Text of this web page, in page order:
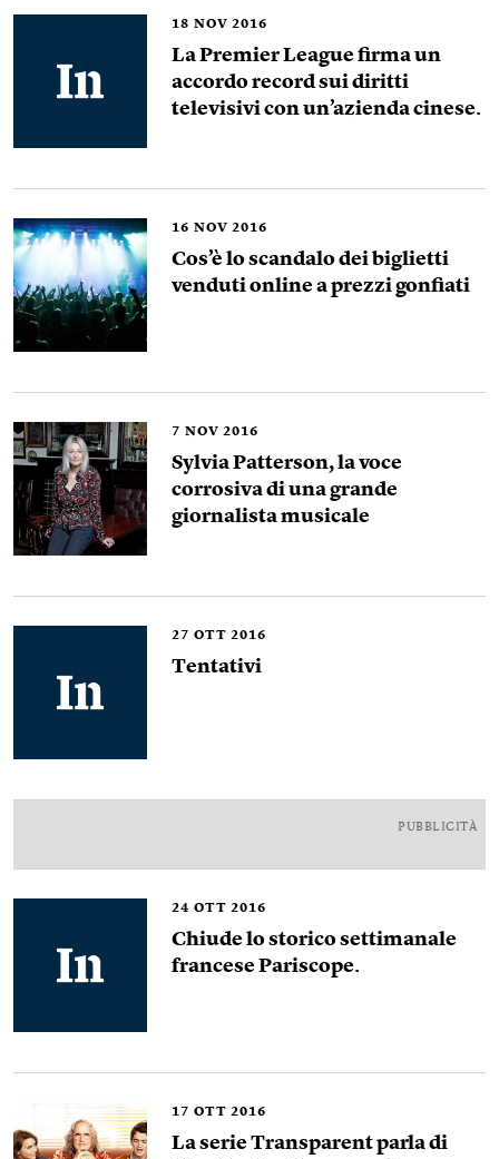
18 NOV 2016
La Premier League firma un
accordo record sui diritti
televisivi con un’azienda cinese.
16 NOV 2016
Cos’è lo scandalo dei biglietti
venduti online a prezzi gonfiati
7 NOV 2016
Sylvia Patterson, la voce
corrosiva di una grande
giornalista musicale
27 OTT 2016
Tentativi
PUBBLICITÀ
24 OTT 2016
Chiude lo storico settimanale
francese Pariscope.
17 OTT 2016
La serie Transparent parla di